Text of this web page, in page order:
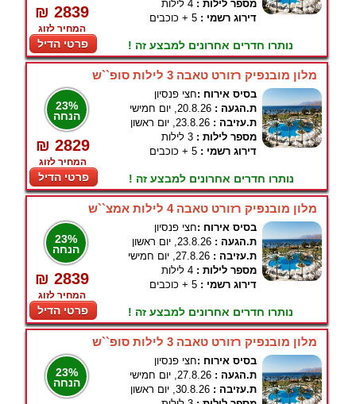
₪ 2839
המחיר לזוג
פרטי הדיל
מספר לילות : 4 לילות
דירוג רשמי : 5 + כוכבים
נותרו חדרים אחרונים למבצע זה !
מלון מובנפיק רזורט טאבה 3 לילות סופ``ש
23%
הנחה
₪ 2829
המחיר לזוג
פרטי הדיל
בסיס אירוח :חצי פנסיון
ת.הגעה : 20.8.26, יום חמישי
ת.עזיבה : 23.8.26, יום ראשון
מספר לילות : 3 לילות
דירוג רשמי : 5 + כוכבים
נותרו חדרים אחרונים למבצע זה !
מלון מובנפיק רזורט טאבה 4 לילות אמצ``ש
23%
הנחה
₪ 2839
המחיר לזוג
פרטי הדיל
בסיס אירוח :חצי פנסיון
ת.הגעה : 23.8.26, יום ראשון
ת.עזיבה : 27.8.26, יום חמישי
מספר לילות : 4 לילות
דירוג רשמי : 5 + כוכבים
נותרו חדרים אחרונים למבצע זה !
מלון מובנפיק רזורט טאבה 3 לילות סופ``ש
23%
הנחה
בסיס אירוח :חצי פנסיון
ת.הגעה : 27.8.26, יום חמישי
ת.עזיבה : 30.8.26, יום ראשון